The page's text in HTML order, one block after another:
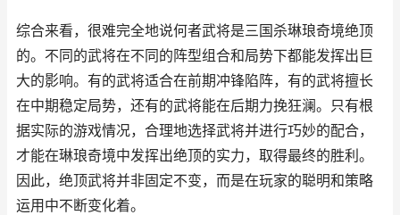
综合来看，很难完全地说何者武将是三国杀琳琅奇境绝顶
的。不同的武将在不同的阵型组合和局势下都能发挥出巨
大的影响。有的武将适合在前期冲锋陷阵，有的武将擅长
在中期稳定局势，还有的武将能在后期力挽狂澜。只有根
据实际的游戏情况，合理地选择武将并进行巧妙的配合，
才能在琳琅奇境中发挥出绝顶的实力，取得最终的胜利。
因此，绝顶武将并非固定不变，而是在玩家的聪明和策略
运用中不断变化着。